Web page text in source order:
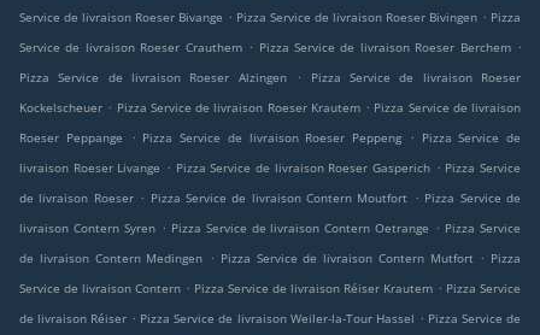
Service de livraison Roeser Bivange . Pizza Service de livraison Roeser Bivingen . Pizza
Service de livraison Roeser Crauthem . Pizza Service de livraison Roeser Berchem .
Pizza Service de livraison Roeser Alzingen
.
Pizza Service de livraison Roeser
Kockelscheuer . Pizza Service de livraison Roeser Krautem . Pizza Service de livraison
Roeser Peppange
. Pizza Service de livraison Roeser Peppeng . Pizza Service de
livraison Roeser Livange . Pizza Service de livraison Roeser Gasperich . Pizza Service
de livraison Roeser . Pizza Service de livraison Contern Moutfort . Pizza Service de
livraison Contern Syren . Pizza Service de livraison Contern Oetrange . Pizza Service
de livraison Contern Medingen . Pizza Service de livraison Contern Mutfort . Pizza
Service de livraison Contern . Pizza Service de livraison Réiser Krautem . Pizza Service
de livraison Réiser . Pizza Service de livraison Weiler-la-Tour Hassel . Pizza Service de